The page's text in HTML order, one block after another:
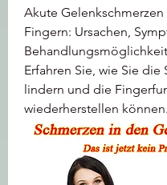
Akute
Fingern: Ursachen,
Erfahren Sie, wie Sie die
lindern und die
wiederherstellen können.